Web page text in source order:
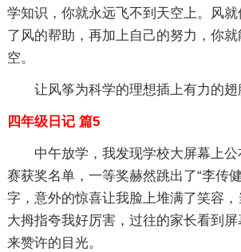
学知识，你就永远飞不到天空上。风
了风的帮助，再加上自己的努力，你
空。
让风筝为科学的理想插上有力的翅
四年级日记 篇5
中午放学，我发现学校大屏幕上公
赛获奖名单，一等奖赫然跳出了“李传
字，意外的惊喜让我脸上堆满了笑容
大拇指夸我好厉害，过往的家长看到
来赞许的目光。